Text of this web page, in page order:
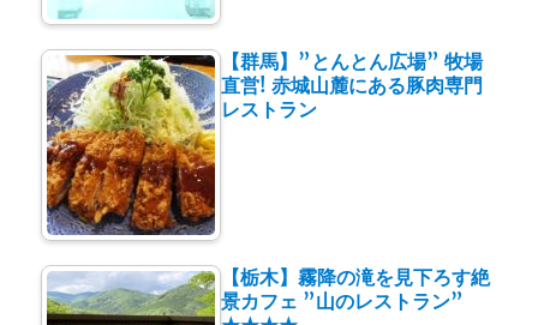
【群馬】”とんとん広場” 牧場
直営! 赤城山麓にある豚肉専門
レストラン
【栃木】霧降の滝を見下ろす絶
景カフェ ”山のレストラン”